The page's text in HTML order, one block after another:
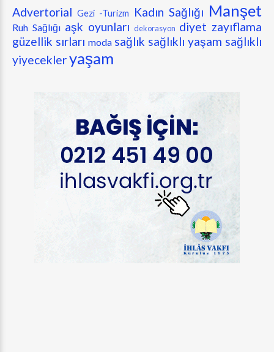
Advertorial Gezi -Turizm Kadın Sağlığı Manşet
Ruh Sağlığı aşk oyunları dekorasyon diyet zayıflama
güzellik sırları moda sağlık sağlıklı yaşam sağlıklı
yiyecekleryaşam